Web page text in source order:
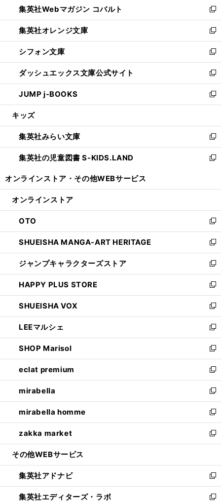
く
で
開
く
ド
ウ
で
開
く
ィ
ン
ド
ウ
で
開
く
集英社Webマガジン コバルト
新
し
い
ウ
ィ
ン
ド
ウ
で
開
集英社オレンジ文庫
新
し
い
ウ
ィ
ン
ド
ウ
開
く
シフォン文庫
新
し
い
ウ
ィ
ン
ウ
で
開
く
ダッシュエックス文庫公式サイト
新
し
い
ウ
ン
ド
ウ
で
JUMP j-BOOKS
新
し
ウ
ィ
ン
ド
開
キッズ
集英社みらい文庫
新
し
い
ン
ウ
で
開
く
集英社の児童図書 S-KIDS.LAND
新
ウ
ン
ド
ウ
で
開
く
オンラインストア・ その他WEBサービス
オンラインストア
OTO
新
し
い
ウ
ィ
ン
ド
ウ
で
開
く
SHUEISHA MANGA-ART HERITAGE
新
し
い
ウ
ィ
ン
ド
ウ
で
開
く
ジャンプキャラクターズストア
新
し
い
ウ
ィ
ン
ド
ウ
で
開
く
HAPPY PLUS STORE
新
し
い
ウ
ィ
ン
ド
ウ
で
開
く
SHUEISHA VOX
新
し
い
ウ
ィ
ン
ド
ウ
で
開
く
LEEマルシェ
新
し
い
ウ
ィ
ン
ド
ウ
で
開
く
SHOP Marisol
新
し
い
ウ
ィ
ン
ド
ウ
で
開
eclat premium
新
し
い
ウ
ィ
ン
ド
ウ
開
く
mirabella
新
し
い
ウ
ィ
ン
ウ
で
開
く
mirabella homme
新
し
い
ウ
ン
ド
ウ
で
zakka market
新
し
ウ
ィ
ン
ド
その他WEBサービス
集英社アドナビ
新
し
い
集英社エディターズ・ラボ 新